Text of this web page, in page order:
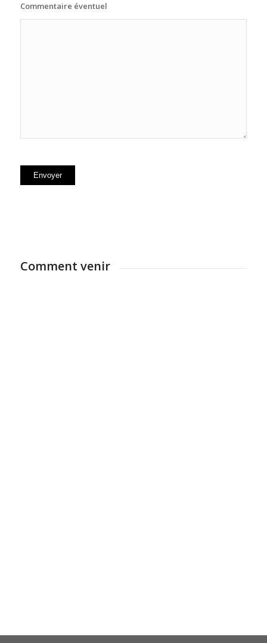
Commentaire éventuel
Comment venir